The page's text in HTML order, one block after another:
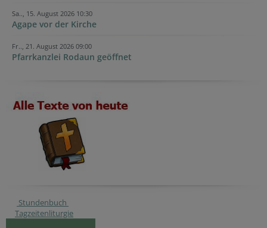
Sa.., 15. August 2026 10:30
Agape vor der Kirche
Fr.., 21. August 2026 09:00
Pfarrkanzlei Rodaun geöffnet
Stundenbuch
Tagzeitenliturgie